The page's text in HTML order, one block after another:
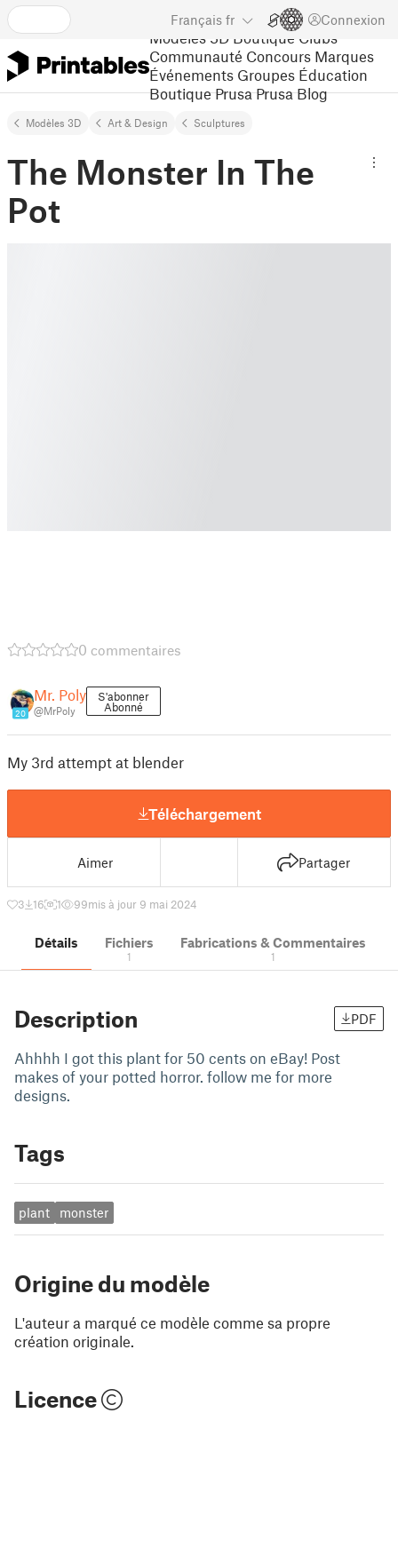
Français fr Connexion
Modèles 3D Boutique Clubs
Communauté Concours Marques
Événements Groupes Éducation
Boutique Prusa Prusa Blog
Modèles 3D Art & Design Sculptures
The Monster In The
Pot
0 commentaires
20
Mr. Poly
@MrPoly
S'abonner
Abonné
My 3rd attempt at blender
Téléchargement
Aimer Partager
3 16 1 99mis à jour 9 mai 2024
Détails Fichiers
1
Fabrications & Commentaires
1
Description PDF
Ahhhh I got this plant for 50 cents on eBay! Post
makes of your potted horror. follow me for more
designs.
Tags
plant monster
Origine du modèle
L'auteur a marqué ce modèle comme sa propre
création originale.
Licence